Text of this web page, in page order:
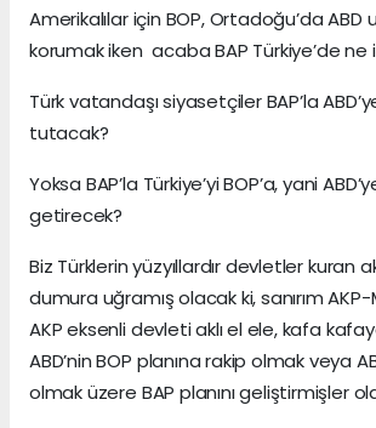
Amerikalılar için BOP, Ortadoğu’da ABD
korumak iken acaba BAP Türkiye’de ne
Türk vatandaşı siyasetçiler BAP’la
tutacak?
Yoksa BAP’la Türkiye’yi BOP’a, yani
getirecek?
Biz Türklerin yüzyıllardır devletler kuran
dumura uğramış olacak ki, sanırım
AKP eksenli devleti aklı el ele, kafa
ABD’nin BOP planına rakip olmak veya
olmak üzere BAP planını geliştirmişler